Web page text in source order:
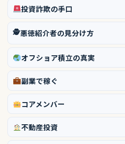
投資詐欺の手口
🕵️悪徳紹介者の見分け方
オフショア積立の真実
副業で稼ぐ
コアメンバー
不動産投資